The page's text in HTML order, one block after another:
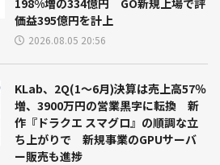
価益395億円を計上
2026.08.05 20:56
KLab、2Q(1～6月)決算は売上高57％
増、3900万円の営業黒字に転換 新
作『ドラクエ スマグロ』の順調な立
ち上がりで 新規事業のGPUサーバ
ー販売も進捗